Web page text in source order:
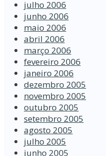
julho 2006
junho 2006
maio 2006
abril 2006
março 2006
fevereiro 2006
janeiro 2006
dezembro 2005
novembro 2005
outubro 2005
setembro 2005
agosto 2005
julho 2005
junho 2005